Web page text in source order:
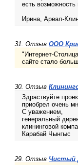
есть
Ирина, Ареал-
31. Отзыв ООО
"Интернет-
сайте стало
30. Отзыв
Здраствуйте
приобрел очень
С уважением,
генеральный
клининговой
Карабай Чынгыс
29. Отзыв Чистый